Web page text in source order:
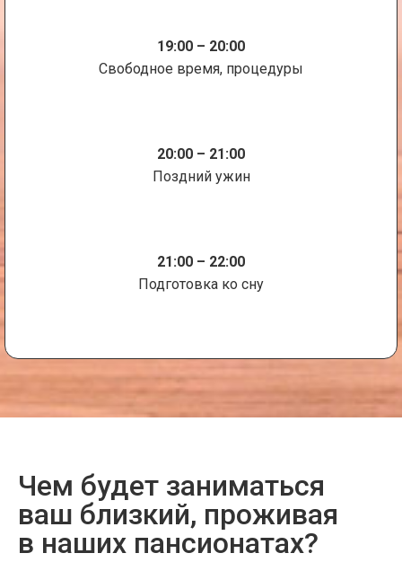
19:00 – 20:00
Свободное время, процедуры
20:00 – 21:00
Поздний ужин
21:00 – 22:00
Подготовка ко сну
Чем будет заниматься
ваш близкий, проживая
в наших пансионатах?